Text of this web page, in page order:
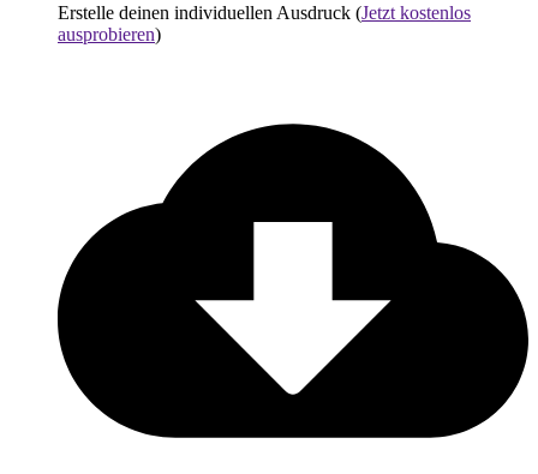
Erstelle deinen individuellen Ausdruck (Jetzt kostenlos
ausprobieren)